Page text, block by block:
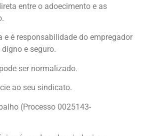
entre o adoecimento e as
e é responsabilidade do empregador
e seguro.
ser normalizado.
ao seu sindicato.
(Processo 0025143-